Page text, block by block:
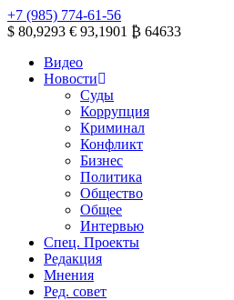
+7 (985) 774-61-56
$ 80,9293 € 93,1901 ₿ 64633
Видео
Новости
Суды
Коррупция
Криминал
Конфликт
Бизнес
Политика
Общество
Общее
Интервью
Спец. Проекты
Редакция
Мнения
Ред. совет